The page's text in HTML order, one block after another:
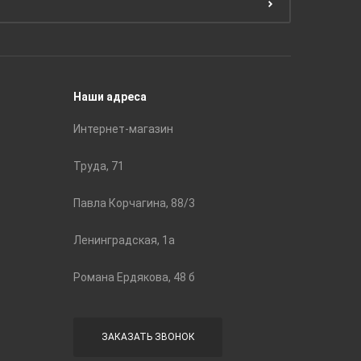
Наши адреса
Интернет-магазин
Труда, 71
Павла Корчагина, 88/3
Ленинградская, 1а
Романа Ердякова, 48 б
ЗАКАЗАТЬ ЗВОНОК